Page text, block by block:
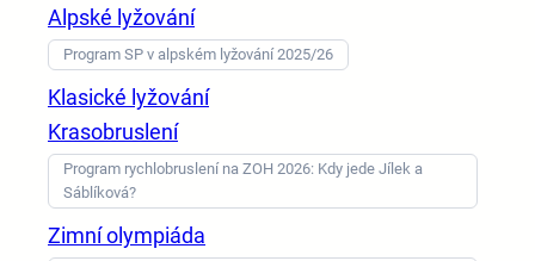
Alpské lyžování
Program SP v alpském lyžování 2025/26
Klasické lyžování
Krasobruslení
Program rychlobruslení na ZOH 2026: Kdy jede Jílek a
Sáblíková?
Zimní olympiáda